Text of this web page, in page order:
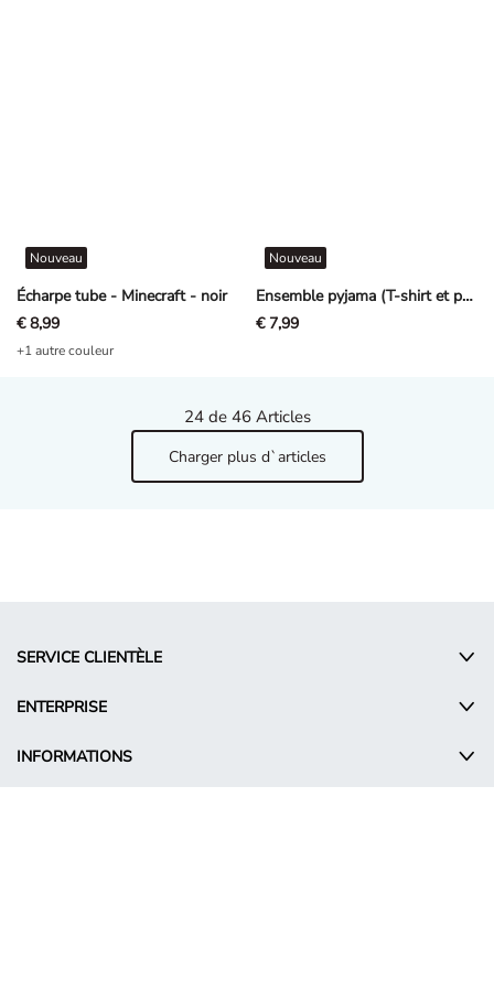
Écharpe tube - Minecraft - noir
Nouveau
€ 8,99
+1 autre couleur
Ensemble pyjama (T-shirt et pantalon) - La Pat' Patrouille - pétrole
Nouveau
€ 7,99
24de 46 Articles
Charger plus d`articles
SERVICE CLIENTÈLE
ENTERPRISE
INFORMATIONS